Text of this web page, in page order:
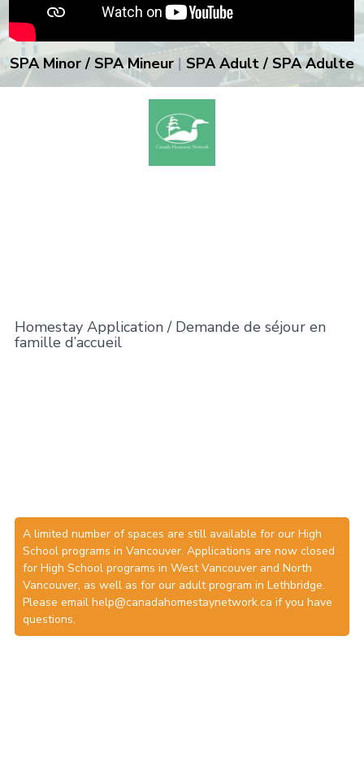
SPA Minor / SPA Mineur | SPA Adult / SPA Adulte
Homestay Application / Demande de séjour en
famille d’accueil
A limited number of spaces are still available for our High
School programs in Vancouver. Applications are now closed
for High School programs in West Vancouver and North
Vancouver, as well as for our adult program in Lethbridge.
Please email help@canadahomestaynetwork.ca if you have
questions.